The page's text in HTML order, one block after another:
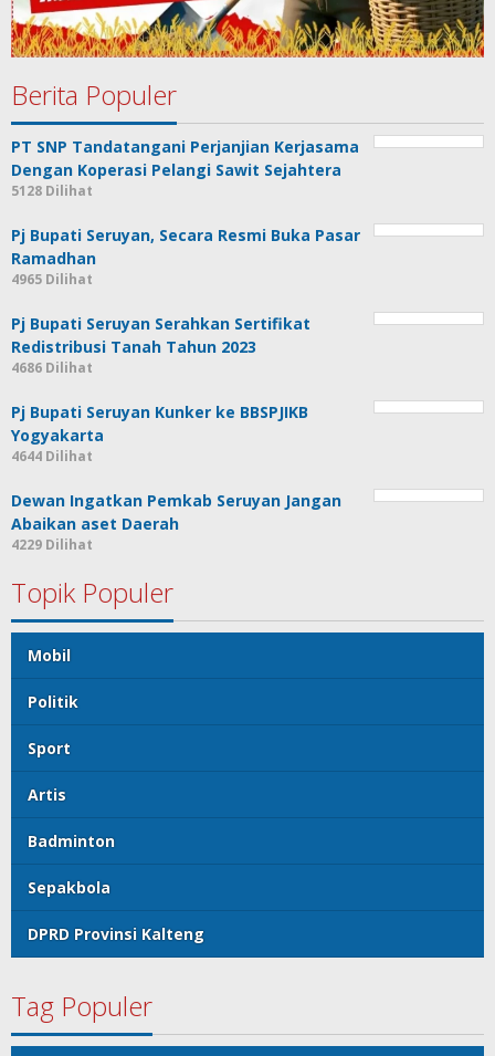
Berita Populer
PT SNP Tandatangani Perjanjian Kerjasama
Dengan Koperasi Pelangi Sawit Sejahtera
5128 Dilihat
Pj Bupati Seruyan, Secara Resmi Buka Pasar
Ramadhan
4965 Dilihat
Pj Bupati Seruyan Serahkan Sertifikat
Redistribusi Tanah Tahun 2023
4686 Dilihat
Pj Bupati Seruyan Kunker ke BBSPJIKB
Yogyakarta
4644 Dilihat
Dewan Ingatkan Pemkab Seruyan Jangan
Abaikan aset Daerah
4229 Dilihat
Topik Populer
Mobil
Politik
Sport
Artis
Badminton
Sepakbola
DPRD Provinsi Kalteng
Tag Populer